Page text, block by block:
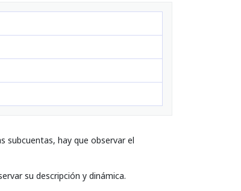
subcuentas, hay que observar el
su descripción y dinámica.